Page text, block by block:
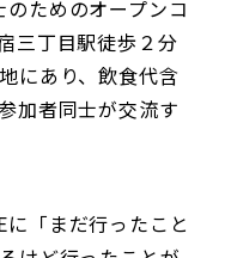
のためのオープンコ
三丁目駅徒歩２分
にあり、飲食代含
加者同士が交流す
に「まだ行ったこと